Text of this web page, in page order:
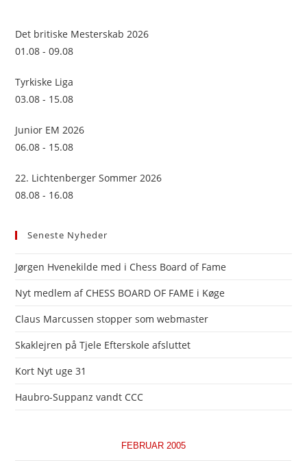
Det britiske Mesterskab 2026
01.08 - 09.08
Tyrkiske Liga
03.08 - 15.08
Junior EM 2026
06.08 - 15.08
22. Lichtenberger Sommer 2026
08.08 - 16.08
Seneste Nyheder
Jørgen Hvenekilde med i Chess Board of Fame
Nyt medlem af CHESS BOARD OF FAME i Køge
Claus Marcussen stopper som webmaster
Skaklejren på Tjele Efterskole afsluttet
Kort Nyt uge 31
Haubro-Suppanz vandt CCC
FEBRUAR 2005